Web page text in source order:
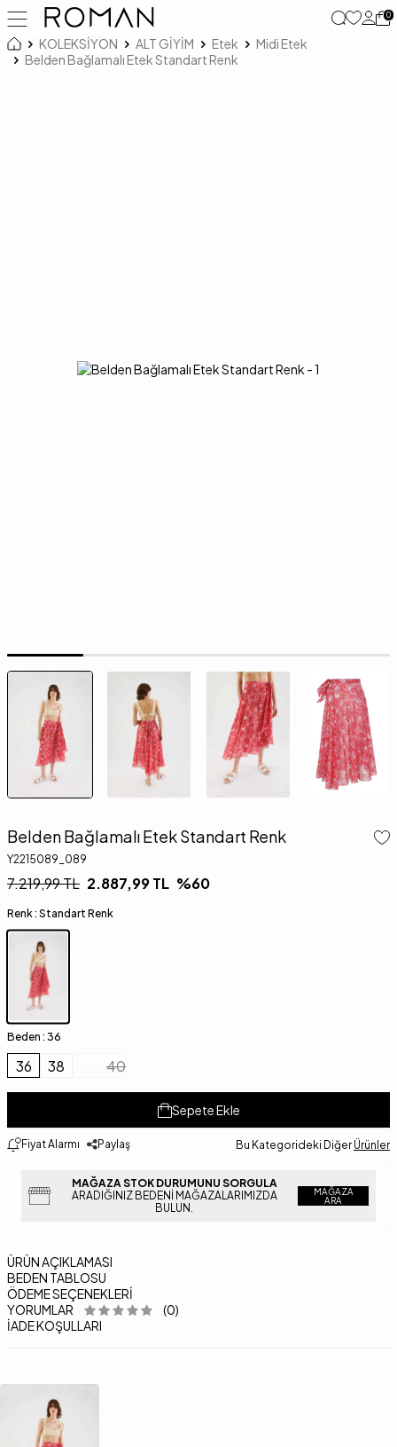
0
KOLEKSİYON ALT GİYİM Etek
Midi Etek
Belden Bağlamalı Etek Standart Renk
Belden Bağlamalı Etek Standart Renk
Y2215089_089
7.219,99TL 2.887,99TL %60
Renk : Standart Renk
Beden : 36
36 38 40
Sepete Ekle
Fiyat Alarmı Paylaş Bu Kategorideki Diğer Ürünler
MAĞAZA STOK DURUMUNU SORGULA
ARADIĞINIZ BEDENI MAĞAZALARIMIZDA
BULUN.
MAĞAZA
ARA
ÜRÜN AÇIKLAMASI
BEDEN TABLOSU
ÖDEME SEÇENEKLERI
YORUMLAR
(0)
İADE KOŞULLARI